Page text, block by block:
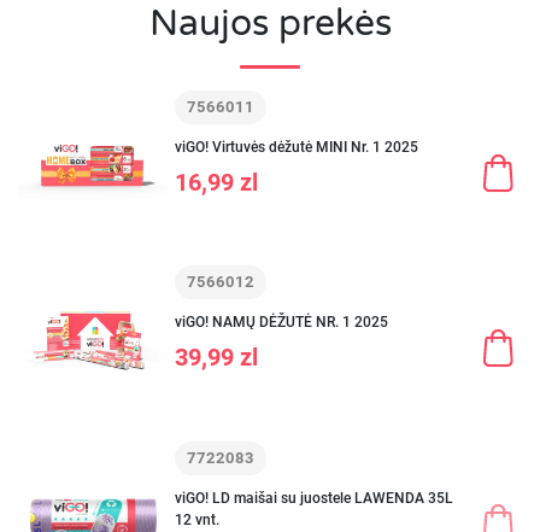
Naujos prekės
7566011
viGO! Virtuvės dėžutė MINI Nr. 1 2025
16,99 zl
7566012
viGO! NAMŲ DĖŽUTĖ NR. 1 2025
39,99 zl
7722083
viGO! LD maišai su juostele LAWENDA 35L
12 vnt.